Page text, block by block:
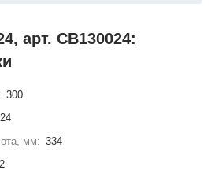
арт. СВ130024:
300
24
мм: 334